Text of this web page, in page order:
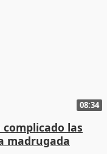
08:34
las
madrugada